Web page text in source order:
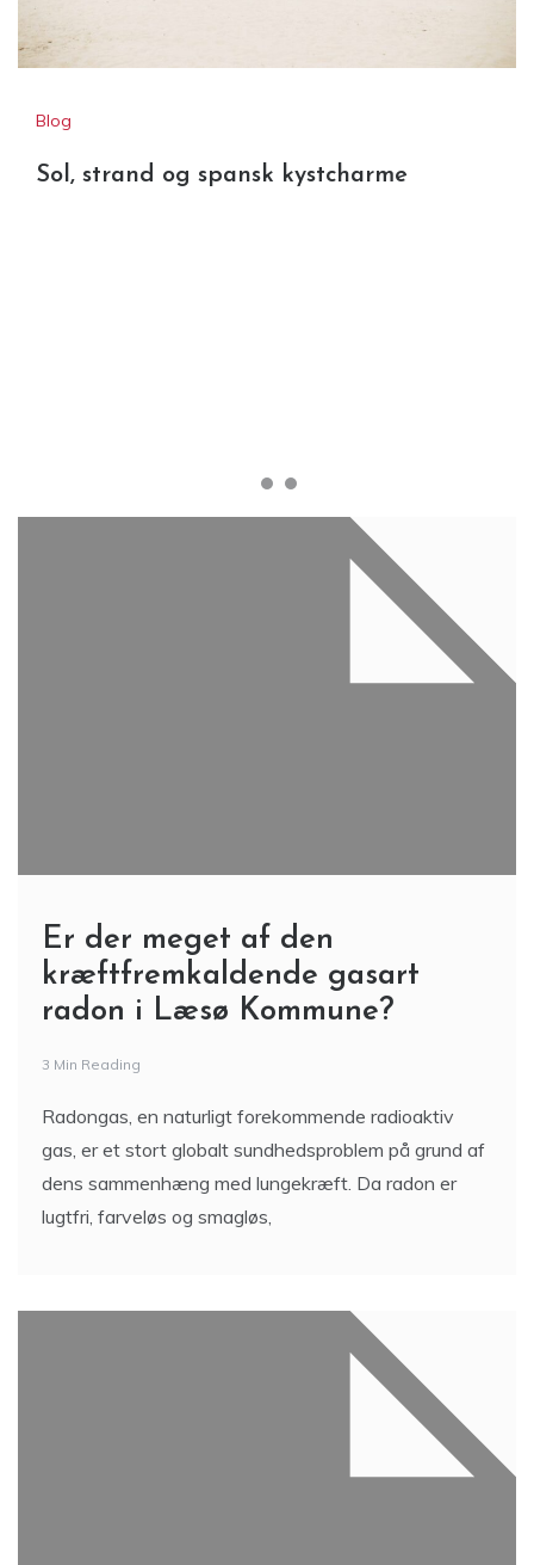
Blog
Sol, strand og spansk kystcharme
Er der meget af den
kræftfremkaldende gasart
radon i Læsø Kommune?
3 Min Reading
Radongas, en naturligt forekommende radioaktiv
gas, er et stort globalt sundhedsproblem på grund af
dens sammenhæng med lungekræft. Da radon er
lugtfri, farveløs og smagløs,